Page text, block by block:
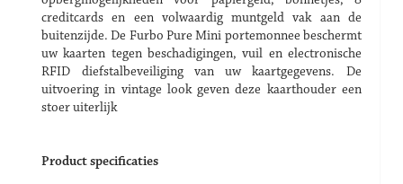
creditcards en een volwaardig muntgeld vak aan de
buitenzijde. De Furbo Pure Mini portemonnee beschermt
uw kaarten tegen beschadigingen, vuil en electronische
RFID diefstalbeveiliging van uw kaartgegevens. De
uitvoering in vintage look geven deze kaarthouder een
stoer uiterlijk
Product specificaties